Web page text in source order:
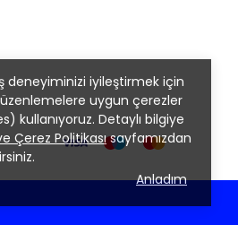
deneyiminizi iyileştirmek için
uygun çerezler
kullanıyoruz. Detaylı bilgiye
Çerez Politikasısayfamızdan
Anladım